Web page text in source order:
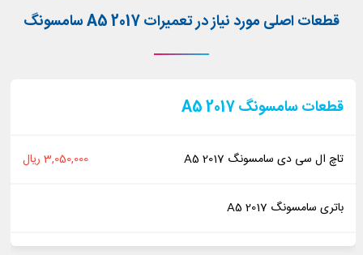
قطعات اصلی مورد نیاز در تعمیرات A5 2017 سامسونگ
قطعات سامسونگ A5 2017
تاچ ال سی دی سامسونگ A5 2017 3,050,000 ریال
باتری سامسونگ A5 2017